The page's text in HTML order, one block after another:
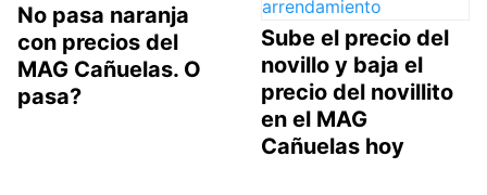
No pasa naranja
con precios del
MAG Cañuelas. O
pasa?
Sube el precio del
novillo y baja el
precio del novillito
en el MAG
Cañuelas hoy